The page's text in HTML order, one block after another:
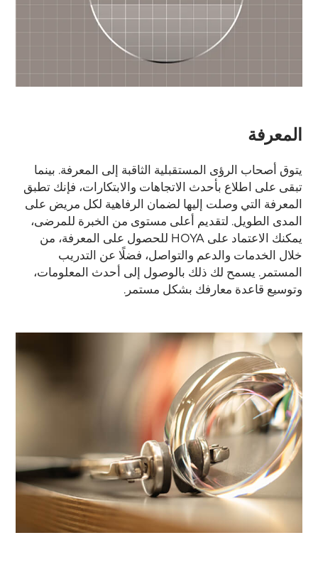
المعرفة
يتوق أصحاب الرؤى المستقبلية الثاقبة إلى المعرفة. بينما
تبقى على اطلاع بأحدث الاتجاهات والابتكارات، فإنك تطبق
المعرفة التي وصلت إليها لضمان الرفاهية لكل مريض على
المدى الطويل. لتقديم أعلى مستوى من الخبرة للمرضى،
يمكنك الاعتماد على HOYA للحصول على المعرفة، من
خلال الخدمات والدعم والتواصل، فضلًا عن التدريب
المستمر. يسمح لك ذلك بالوصول إلى أحدث المعلومات،
وتوسيع قاعدة معارفك بشكل مستمر.